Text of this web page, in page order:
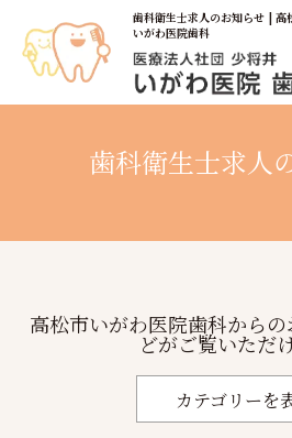
歯科衛生士求人のお知らせ | 高
いがわ医院歯科
歯科衛生士求人
高松市いがわ医院歯科から
どがご覧いただ
カテゴリーを